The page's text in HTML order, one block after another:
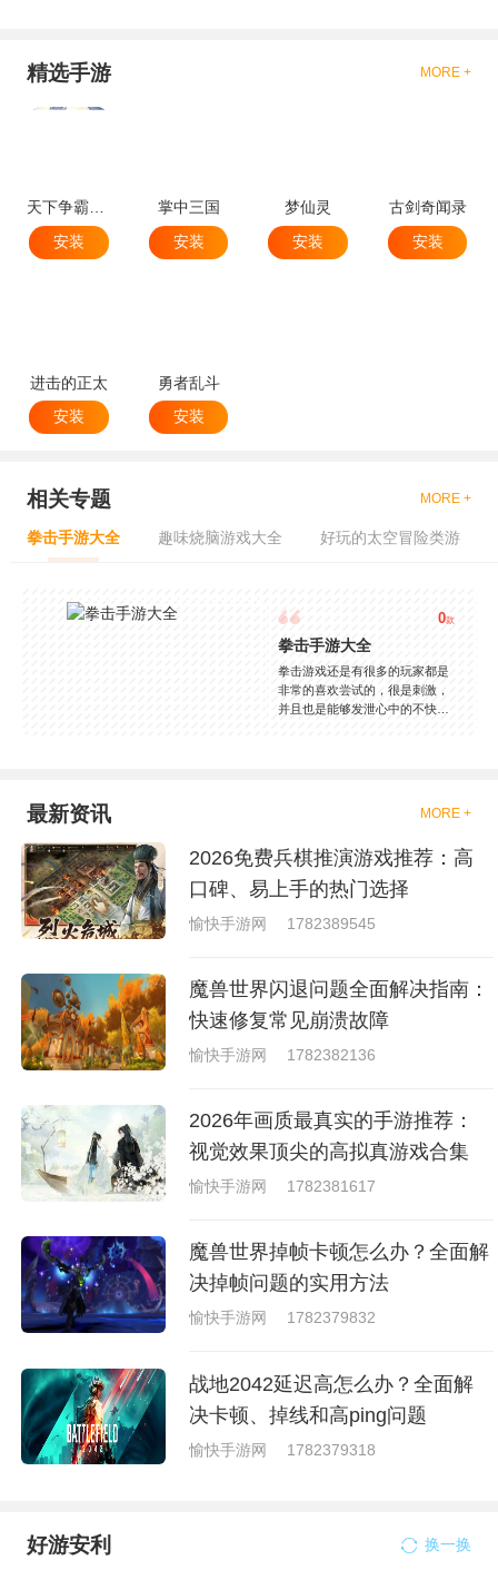
精选手游 MORE +
天下争霸三国志
安装
掌中三国
安装
梦仙灵
安装
古剑奇闻录
安装
进击的正太
安装
勇者乱斗
安装
相关专题 MORE +
拳击手游大全 趣味烧脑游戏大全 好玩的太空冒险类游
0款
拳击手游大全
拳击游戏还是有很多的玩家都是
非常的喜欢尝试的，很是刺激，
并且也是能够发泄心中的不快
够去进行体验的，我们也是能够
就是收集了一些有意思的拳击游
戏，相信你们一定会喜欢的。
最新资讯 MORE +
2026免费兵棋推演游戏推荐：高
口碑、易上手的热门选择
愉快手游网 1782389545
魔兽世界闪退问题全面解决指南：
快速修复常见崩溃故障
愉快手游网 1782382136
2026年画质最真实的手游推荐：
视觉效果顶尖的高拟真游戏合集
愉快手游网 1782381617
魔兽世界掉帧卡顿怎么办？全面解
决掉帧问题的实用方法
愉快手游网 1782379832
战地2042延迟高怎么办？全面解
决卡顿、掉线和高ping问题
愉快手游网 1782379318
好游安利 换一换